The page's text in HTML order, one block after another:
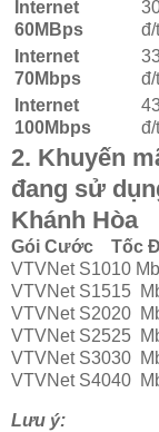
Internet
60MBps
đ/
Internet
70Mbps
đ/
Internet
100Mbps
đ/
2. Khuyến
đang sử
Khánh Hòa
Gói Cước Tốc
VTVNet S1010
VTVNet S1515
VTVNet S2020
VTVNet S2525
VTVNet S3030
VTVNet S4040
Lưu ý: